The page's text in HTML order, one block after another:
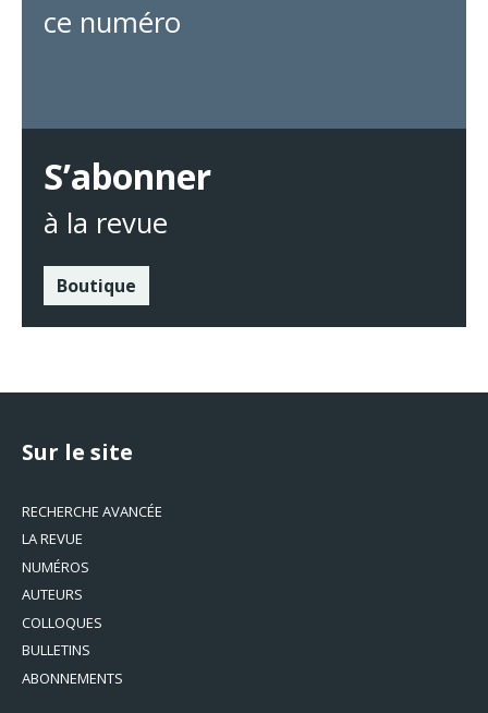
ce numéro
S’abonner
à la revue
Boutique
Sur le site
RECHERCHE AVANCÉE
LA REVUE
NUMÉROS
AUTEURS
COLLOQUES
BULLETINS
ABONNEMENTS